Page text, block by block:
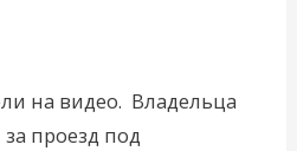
на видео. Владельца
проезд под